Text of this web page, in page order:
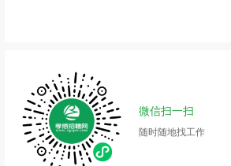
微信扫一扫
随时随地找工作